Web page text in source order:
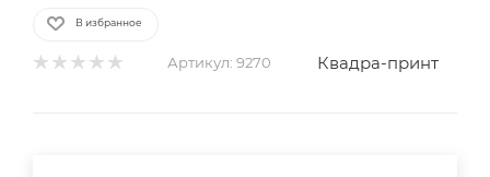
В избранное
Артикул: 9270 Квадра-принт